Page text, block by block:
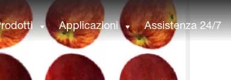
Applicazioni Assistenza 24/7